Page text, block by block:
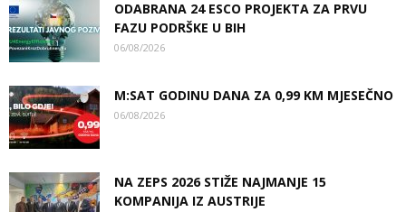
ODABRANA 24 ESCO PROJEKTA ZA PRVU
FAZU PODRŠKE U BIH
06/08/2026
M:SAT GODINU DANA ZA 0,99 KM MJESEČNO
06/08/2026
NA ZEPS 2026 STIŽE NAJMANJE 15
KOMPANIJA IZ AUSTRIJE